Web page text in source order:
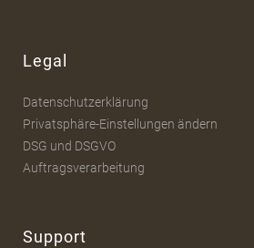
Legal
Datenschutzerklärung
Privatsphäre-Einstellungen ändern
DSG und DSGVO
Auftragsverarbeitung
Support